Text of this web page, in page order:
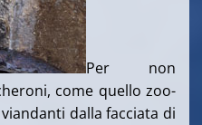
Per non
come quello zoo-
dalla facciata di